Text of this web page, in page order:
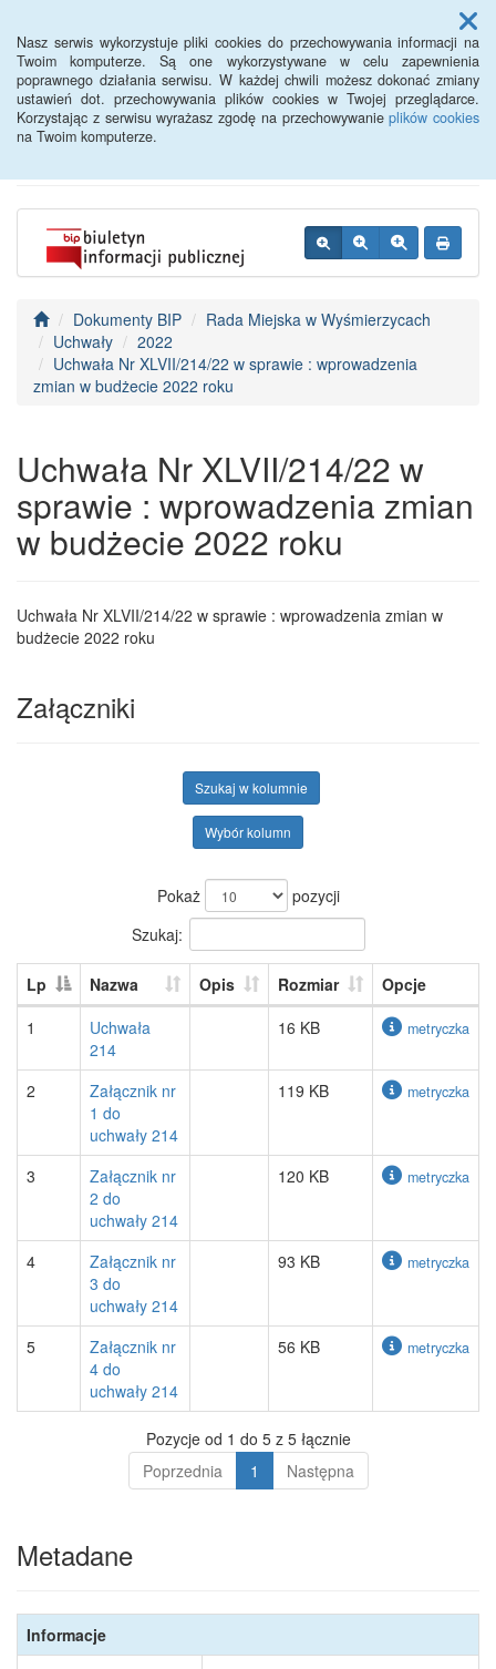
Nasz serwis wykorzystuje pliki cookies do przechowywania informacji na
Twoim komputerze. Są one wykorzystywane w celu zapewnienia
poprawnego działania serwisu. W każdej chwili możesz dokonać zmiany
ustawień dot. przechowywania plików cookies w Twojej przeglądarce.
Korzystając z serwisu wyrażasz zgodę na przechowywanieplików cookies
na Twoim komputerze.
Menu
BIP - Urząd Miejski
Wyśmierzyce
Dokumenty BIP
Rada Miejska w Wyśmierzycach
Uchwały
2022
Uchwała Nr XLVII/214/22 w sprawie : wprowadzenia
zmian w budżecie 2022 roku
Uchwała Nr XLVII/214/22 w
sprawie : wprowadzenia zmian
w budżecie 2022 roku
Uchwała Nr XLVII/214/22 w sprawie : wprowadzenia zmian w
budżecie 2022 roku
Załączniki
Szukaj w kolumnie
Wybór kolumn
Pokaż
pozycji
Szukaj:
Lp Nazwa Opis Rozmiar
Opcje
1
Uchwała
214
16 KB metryczka
2
Załącznik nr
1 do
uchwały 214
119 KB metryczka
3
Załącznik nr
2 do
uchwały 214
120 KB metryczka
4
Załącznik nr
3 do
uchwały 214
93 KB metryczka
5
Załącznik nr
4 do
uchwały 214
56 KB metryczka
Pozycje od 1 do 5 z 5 łącznie
Poprzednia
1 Następna
Metadane
Informacje